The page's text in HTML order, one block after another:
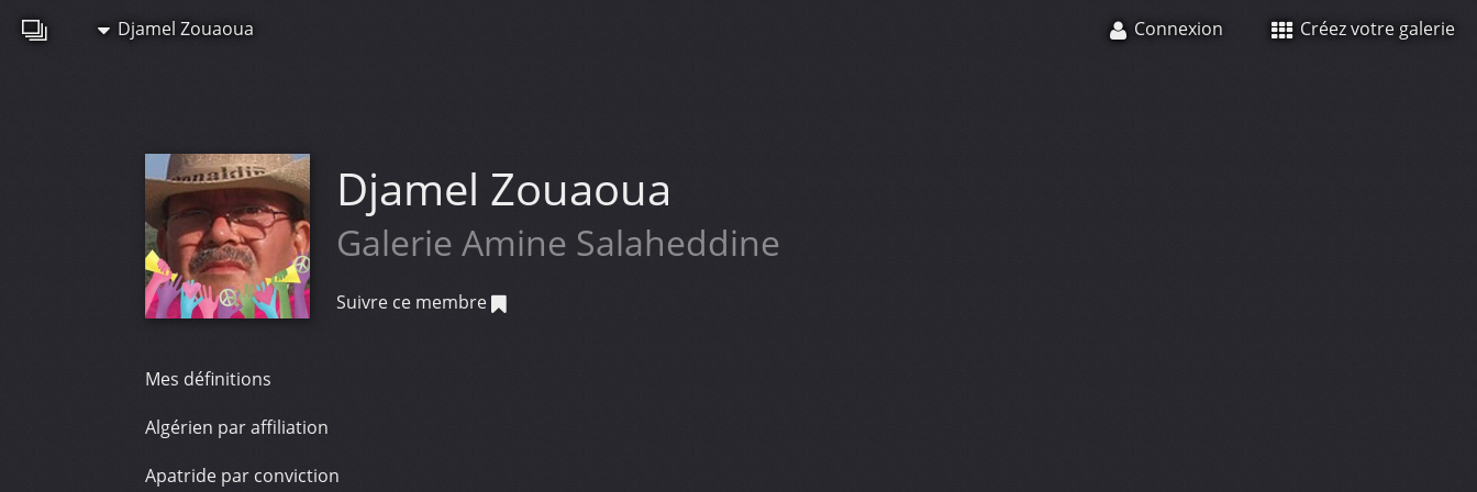
Djamel Zouaoua Connexion Créez votre galerie
Djamel Zouaoua
Galerie Amine Salaheddine
Suivre ce membre
Mes définitions
Algérien par affiliation
Apatride par conviction